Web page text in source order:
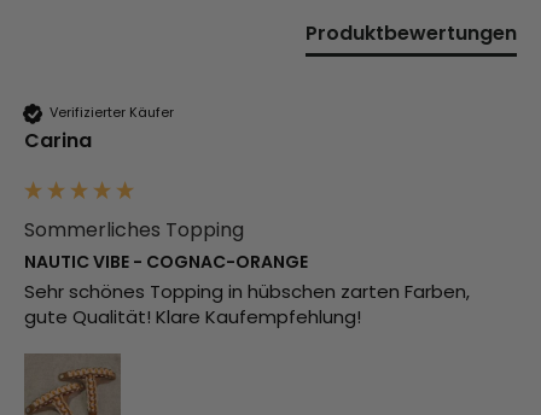
Produktbewertungen
Verifizierter Käufer
Carina
Sommerliches Topping
NAUTIC VIBE - COGNAC-ORANGE
Sehr schönes Topping in hübschen zarten Farben,
gute Qualität! Klare Kaufempfehlung!